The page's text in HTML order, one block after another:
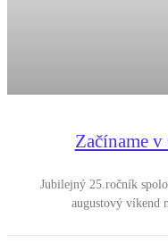
Začíname
Jubilejný 25.ročník
augustový víkend